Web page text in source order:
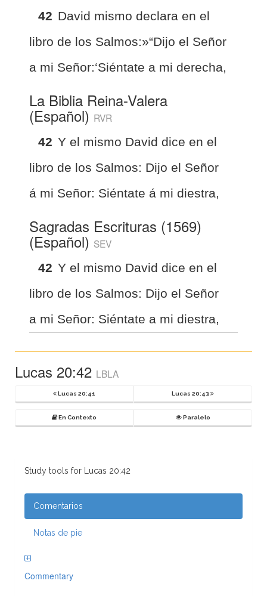
42 David mismo declara en el
libro de los Salmos:»“Dijo el Señor
a mi Señor:‘Siéntate a mi derecha,
La Biblia Reina-Valera
(Español) RVR
42 Y el mismo David dice en el
libro de los Salmos: Dijo el Señor
á mi Señor: Siéntate á mi diestra,
Sagradas Escrituras (1569)
(Español) SEV
42 Y el mismo David dice en el
libro de los Salmos: Dijo el Señor
a mi Señor: Siéntate a mi diestra,
Lucas 20:42 LBLA
Lucas 20:41 Lucas 20:43
En Contexto Paralelo
Study tools for Lucas 20:42
Comentarios
Notas de pie
Commentary